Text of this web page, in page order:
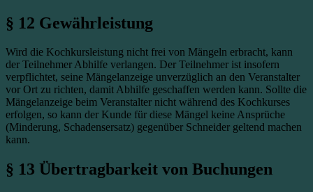
§ 12 Gewährleistung
Wird die Kochkursleistung nicht frei von Mängeln erbracht, kann
der Teilnehmer Abhilfe verlangen. Der Teilnehmer ist insofern
verpflichtet, seine Mängelanzeige unverzüglich an den Veranstalter
vor Ort zu richten, damit Abhilfe geschaffen werden kann. Sollte die
Mängelanzeige beim Veranstalter nicht während des Kochkurses
erfolgen, so kann der Kunde für diese Mängel keine Ansprüche
(Minderung, Schadensersatz) gegenüber Schneider geltend machen
kann.
§ 13 Übertragbarkeit von Buchungen